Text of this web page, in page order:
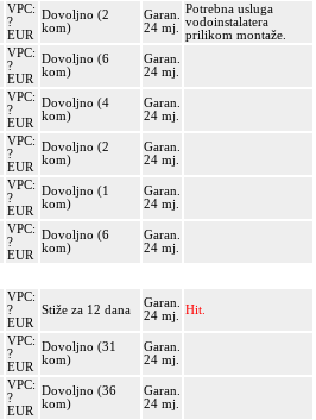
VPC:
?
EUR
Dovoljno (2
kom)
Garan.
24 mj.
Potrebna usluga
vodoinstalatera
prilikom montaže.
VPC:
?
EUR
Dovoljno (6
kom)
Garan.
24 mj.
VPC:
?
EUR
Dovoljno (4
kom)
Garan.
24 mj.
VPC:
?
EUR
Dovoljno (2
kom)
Garan.
24 mj.
VPC:
?
EUR
Dovoljno (1
kom)
Garan.
24 mj.
VPC:
?
EUR
Dovoljno (6
kom)
Garan.
24 mj.
VPC:
?
EUR
Stiže za 12 dana
Garan.
24 mj.
Hit.
VPC:
?
EUR
Dovoljno (31
kom)
Garan.
24 mj.
VPC:
?
EUR
Dovoljno (36
kom)
Garan.
24 mj.